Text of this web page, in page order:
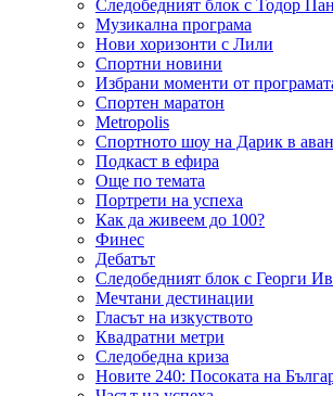
Следобедният блок с Тодор
Музикална програма
Нови хоризонти с Лили
Спортни новини
Избрани моменти от
Спортен маратон
Metropolis
Спортното шоу на Дарик в
Подкаст в ефира
Още по темата
Портрети на успеха
Как да живеем до 100?
Финес
Дебатът
Следобедният блок с Георги
Мечтани дестинации
Гласът на изкуството
Квадратни метри
Следобедна криза
Новите 240: Посоката на